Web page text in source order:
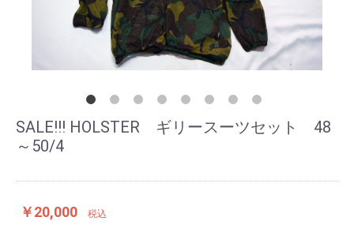
SALE!!! HOLSTER ギリースーツセット 48
～50/4
￥20,000 税込